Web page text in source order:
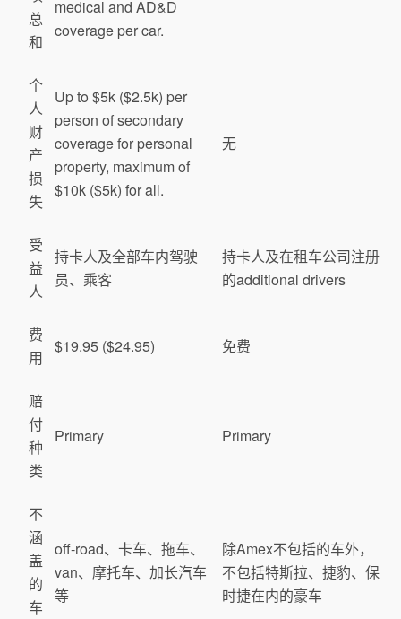
总
和
medical and AD&D
coverage per car.
个
人
财
产
损
失
Up to $5k ($2.5k) per
person of secondary
coverage for personal
property, maximum of
$10k ($5k) for all.
无
受
益
人
持卡人及全部车内驾驶
员、乘客
持卡人及在租车公司注册
的additional drivers
费
用
$19.95 ($24.95) 免费
赔
付
种
类
Primary Primary
不
涵
盖
的
车
off-road、卡车、拖车、
van、摩托车、加长汽车
等
除Amex不包括的车外，
不包括特斯拉、捷豹、保
时捷在内的豪车